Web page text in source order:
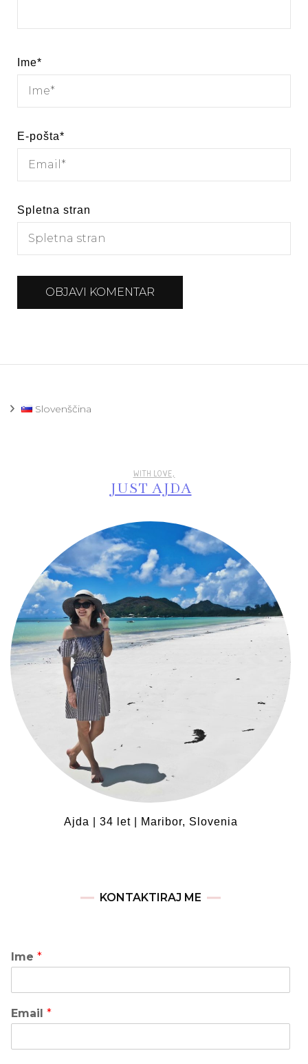
Ime*
E-pošta*
Spletna stran
Slovenščina
WITH LOVE,
JUST AJDA
Ajda | 34 let | Maribor, Slovenia
KONTAKTIRAJ ME
Ime *
Email *